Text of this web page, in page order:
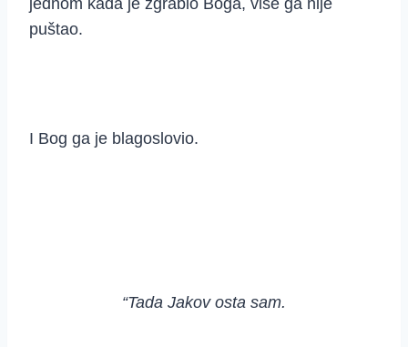
jednom kada je zgrabio Boga, više ga nije
puštao.
I Bog ga je blagoslovio.
“Tada Jakov osta sam.